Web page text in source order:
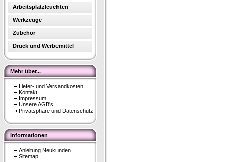
Arbeitsplatzleuchten
Werkzeuge
Zubehör
Druck und Werbemittel
Mehr über...
Liefer- und Versandkosten
Kontakt
Impressum
Unsere AGB's
Privatsphäre und Datenschutz
Informationen
Anleitung Neukunden
Sitemap